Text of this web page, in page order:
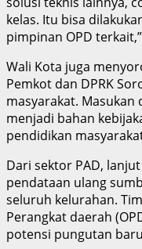
kelas. Itu bisa
pimpinan OPD
Wali Kota juga
Pemkot dan DPRK
masyarakat. Masukan
menjadi bahan
pendidikan
Dari sektor PAD,
pendataan ulang
seluruh kelurahan.
Perangkat daerah
potensi pungutan